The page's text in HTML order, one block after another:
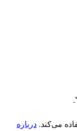
می‌کند. درباره